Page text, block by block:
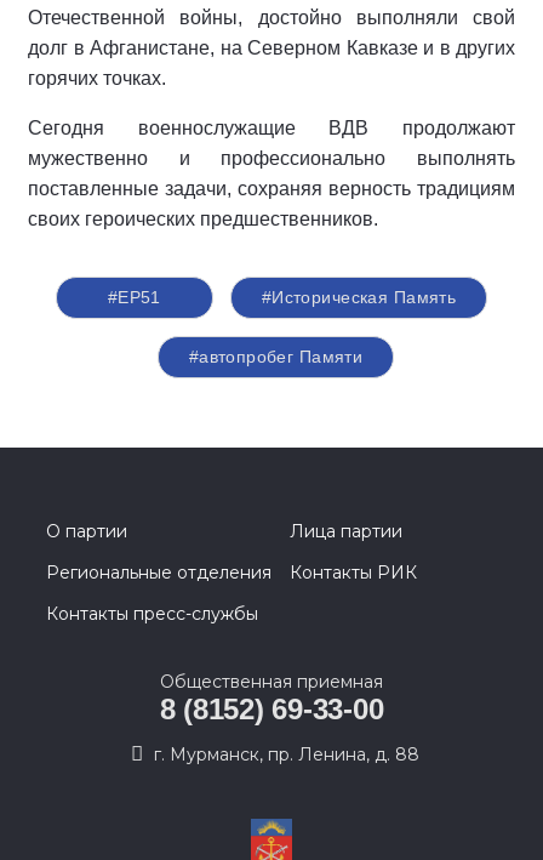
Отечественной войны, достойно выполняли свой
долг в Афганистане, на Северном Кавказе и в других
горячих точках.
Сегодня военнослужащие ВДВ продолжают
мужественно и профессионально выполнять
поставленные задачи, сохраняя верность традициям
своих героических предшественников.
#ЕР51 #Историческая Память
#автопробег Памяти
О партии
Лица партии
Региональные отделения
Контакты РИК
Контакты пресс-службы
Общественная приемная
8 (8152) 69-33-00
г. Мурманск, пр. Ленина, д. 88